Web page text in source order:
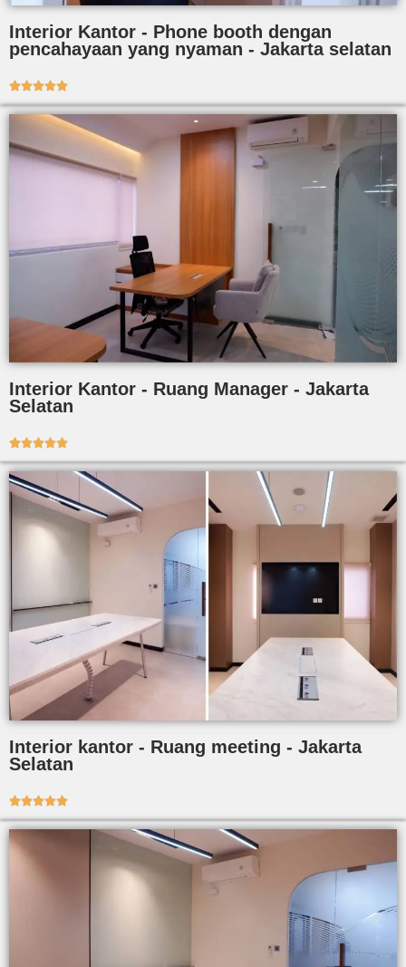
Interior Kantor - Phone booth dengan
pencahayaan yang nyaman - Jakarta selatan

Interior Kantor - Ruang Manager - Jakarta
Selatan

Interior kantor - Ruang meeting - Jakarta
Selatan
